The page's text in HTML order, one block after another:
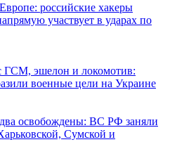
российские хакеры
участвует в ударах по
ГСМ, эшелон и локомотив:
военные цели на Украине
освобождены: ВС РФ заняли
Сумской и